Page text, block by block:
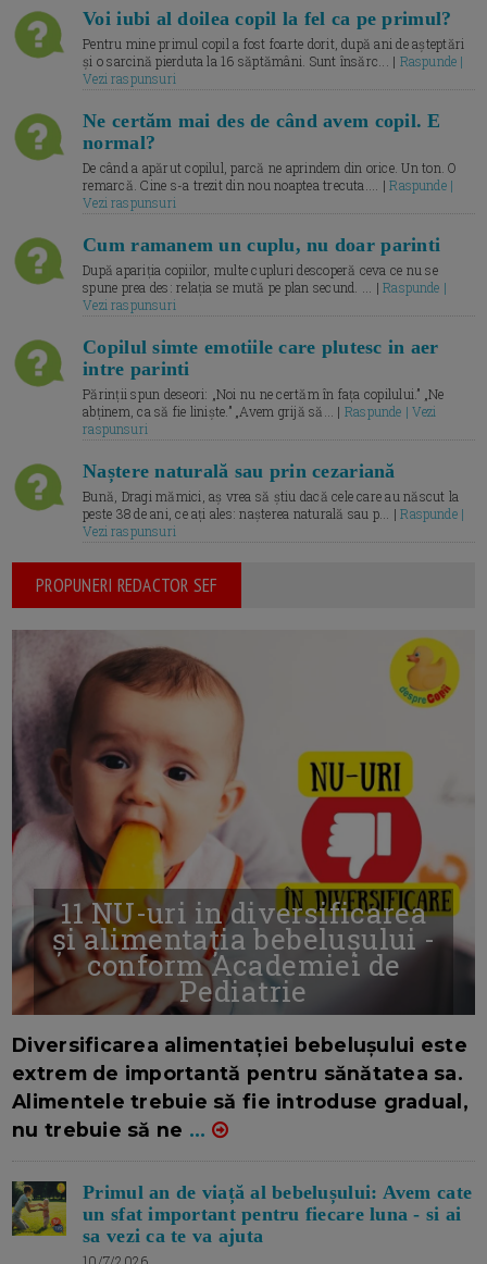
Voi iubi al doilea copil la fel ca pe primul?
Pentru mine primul copil a fost foarte dorit, după ani de așteptări
și o sarcină pierduta la 16 săptămâni. Sunt însărc... | Raspunde |
Vezi raspunsuri
Ne certăm mai des de când avem copil. E
normal?
De când a apărut copilul, parcă ne aprindem din orice. Un ton. O
remarcă. Cine s-a trezit din nou noaptea trecuta.... |Raspunde |
Vezi raspunsuri
Cum ramanem un cuplu, nu doar parinti
După apariția copiilor, multe cupluri descoperă ceva ce nu se
spune prea des: relația se mută pe plan secund. ... |Raspunde |
Vezi raspunsuri
Copilul simte emotiile care plutesc in aer
intre parinti
Părinții spun deseori: „Noi nu ne certăm în fața copilului.” „Ne
abținem, ca să fie liniște.” „Avem grijă să... | Raspunde | Vezi
raspunsuri
Naștere naturală sau prin cezariană
Bună, Dragi mămici, aș vrea să știu dacă cele care au născut la
peste 38 de ani, ce ați ales: nașterea naturală sau p... |Raspunde |
Vezi raspunsuri
PROPUNERI REDACTOR SEF
11 NU-uri in diversificarea
și alimentația bebelușului -
conform Academiei de
Pediatrie
Diversificarea alimentației bebelușului este
extrem de importantă pentru sănătatea sa.
Alimentele trebuie să fie introduse gradual,
nu trebuie să ne ...
Primul an de viață al bebelușului: Avem cate
un sfat important pentru fiecare luna - si ai
sa vezi ca te va ajuta